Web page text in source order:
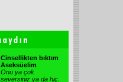
Cinsellikten bıktım
Aseksüelim
Onu ya çok
seversiniz ya da hiç.